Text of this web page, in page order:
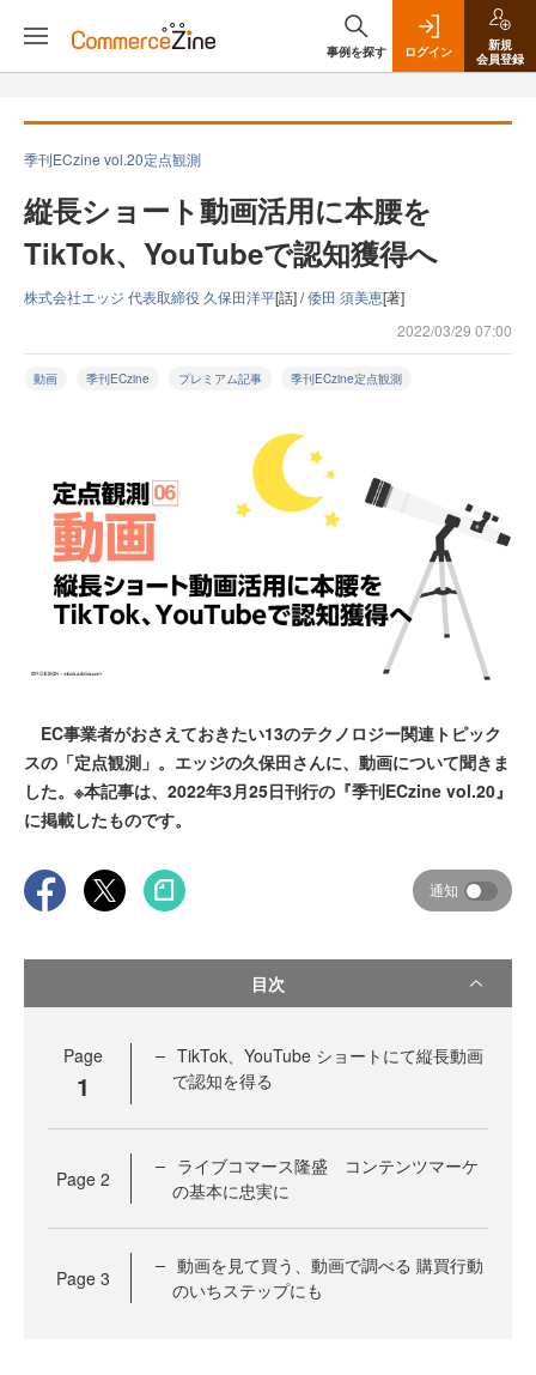
事例を探す ログイン
新規
会員登録
季刊ECzine vol.20定点観測
縦長ショート動画活用に本腰を
TikTok、YouTubeで認知獲得へ
株式会社エッジ 代表取締役 久保田洋平[話] /倭田 須美恵[著]
2022/03/29 07:00
動画 季刊ECzine プレミアム記事 季刊ECzine定点観測
EC事業者がおさえておきたい13のテクノロジー関連トピック
スの「定点観測」。エッジの久保田さんに、動画について聞きま
した。※本記事は、2022年3月25日刊行の『季刊ECzine vol.20』
に掲載したものです。
通知
目次
Page
1
TikTok、YouTube ショートにて縦長動画
で認知を得る
Page 2
ライブコマース隆盛 コンテンツマーケ
の基本に忠実に
Page 3
動画を見て買う、動画で調べる 購買行動
のいちステップにも